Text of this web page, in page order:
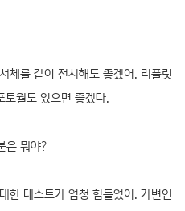
체를 같이 전시해도 좋겠어. 리플릿
월도 있으면 좋겠다.
은 뭐야?
한 테스트가 엄청 힘들었어. 가변인